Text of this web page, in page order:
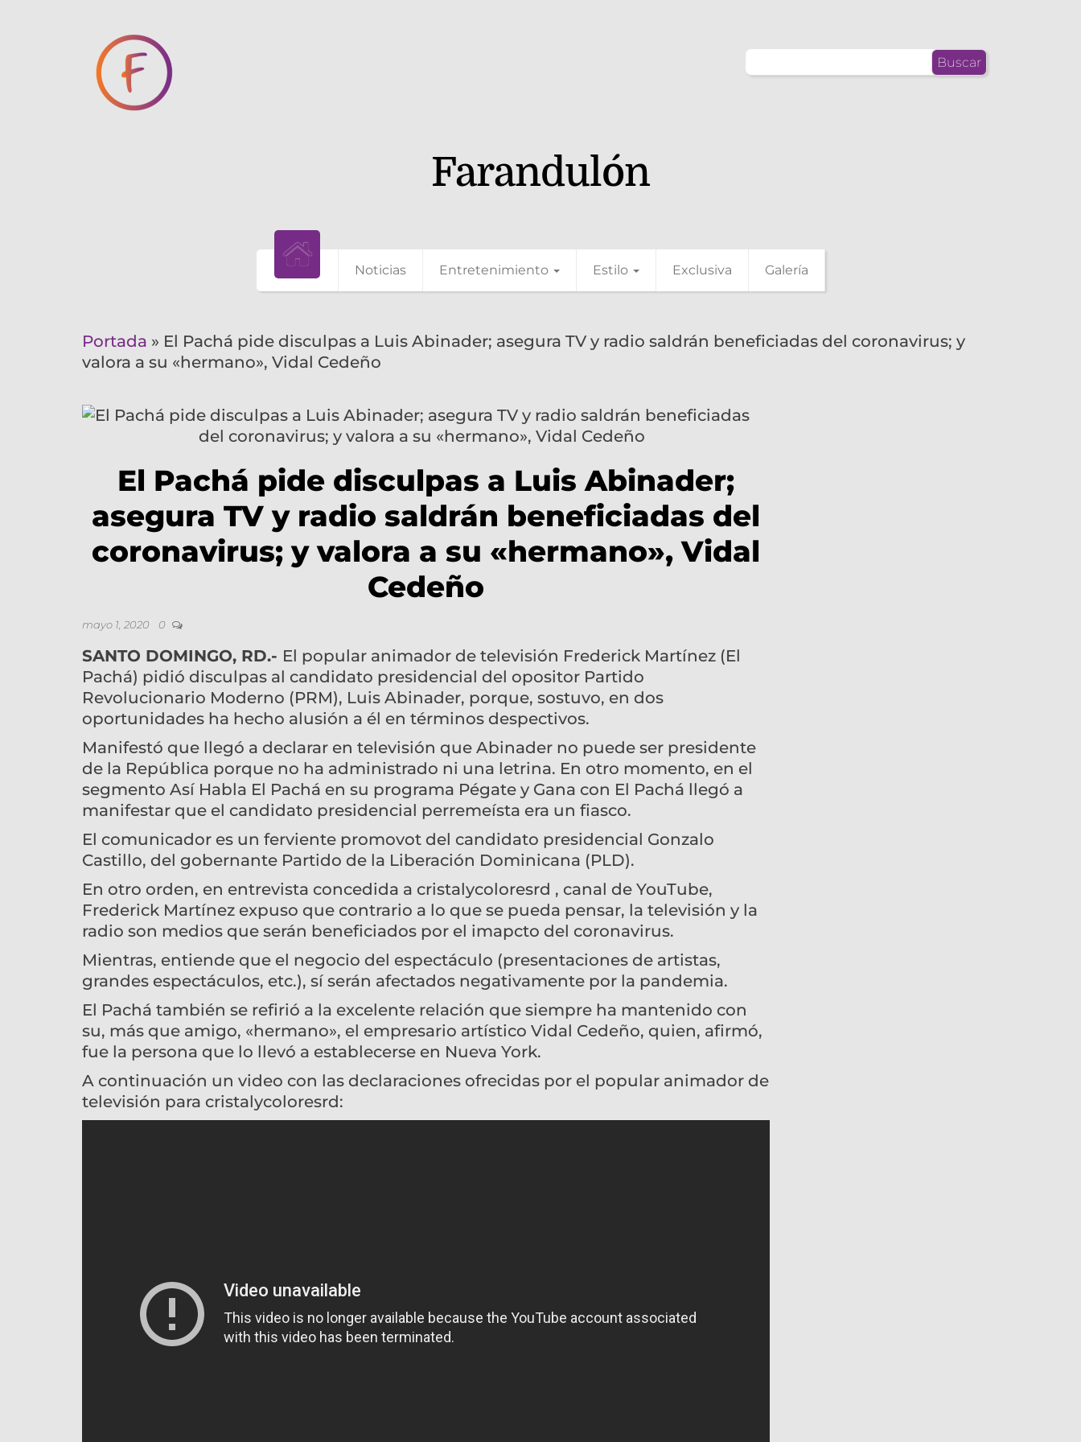
Farandulón
Noticias Entretenimiento Estilo Exclusiva Galería
Portada » El Pachá pide disculpas a Luis Abinader; asegura TV y radio saldrán beneficiadas del coronavirus; y
valora a su «hermano», Vidal Cedeño
El Pachá pide disculpas a Luis Abinader;
asegura TV y radio saldrán beneficiadas del
coronavirus; y valora a su «hermano», Vidal
Cedeño
mayo 1, 2020 0
SANTO DOMINGO, RD.- El popular animador de televisión Frederick Martínez (El
Pachá) pidió disculpas al candidato presidencial del opositor Partido
Revolucionario Moderno (PRM), Luis Abinader, porque, sostuvo, en dos
oportunidades ha hecho alusión a él en términos despectivos.
Manifestó que llegó a declarar en televisión que Abinader no puede ser presidente
de la República porque no ha administrado ni una letrina. En otro momento, en el
segmento Así Habla El Pachá en su programa Pégate y Gana con El Pachá llegó a
manifestar que el candidato presidencial perremeísta era un fiasco.
El comunicador es un ferviente promovot del candidato presidencial Gonzalo
Castillo, del gobernante Partido de la Liberación Dominicana (PLD).
En otro orden, en entrevista concedida a cristalycoloresrd , canal de YouTube,
Frederick Martínez expuso que contrario a lo que se pueda pensar, la televisión y la
radio son medios que serán beneficiados por el imapcto del coronavirus.
Mientras, entiende que el negocio del espectáculo (presentaciones de artistas,
grandes espectáculos, etc.), sí serán afectados negativamente por la pandemia.
El Pachá también se refirió a la excelente relación que siempre ha mantenido con
su, más que amigo, «hermano», el empresario artístico Vidal Cedeño, quien, afirmó,
fue la persona que lo llevó a establecerse en Nueva York.
A continuación un video con las declaraciones ofrecidas por el popular animador de
televisión para cristalycoloresrd: